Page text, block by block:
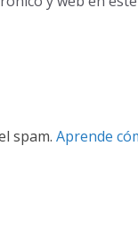
spam. Aprende